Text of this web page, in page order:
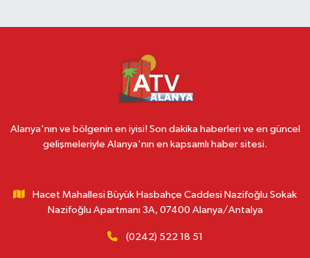
Alanya'nın ve bölgenin en iyisi! Son dakika haberleri ve en güncel
gelişmeleriyle Alanya'nın en kapsamlı haber sitesi.
Hacet Mahallesi Büyük Hasbahçe Caddesi Nazifoğlu Sokak
Nazifoğlu Apartmanı 3A, 07400 Alanya/Antalya
(0242) 522 18 51